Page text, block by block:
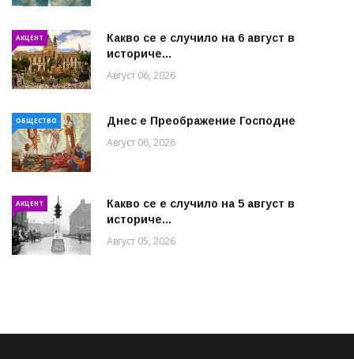
АКЦЕНТ
Какво се е случило на 6 август в
историче...
Август 06, 2026
ОБЩЕСТВО Днес е Преображение Господне
Август 06, 2026
АКЦЕНТ
Какво се е случило на 5 август в
историче...
Август 05, 2026